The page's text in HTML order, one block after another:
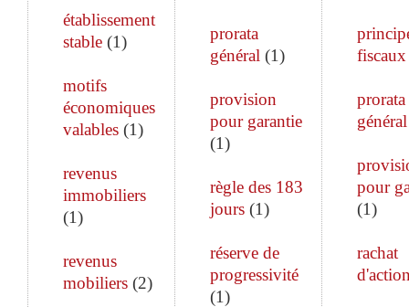
établissement
stable (1)
motifs
économiques
valables (1)
revenus
immobiliers
(1)
revenus
mobiliers (2)
prorata
général (1)
provision
pour garantie
(1)
règle des 183
jours(1)
réserve de
progressivité
(1)
fiscaux
prorata
général
pour
(1)
rachat